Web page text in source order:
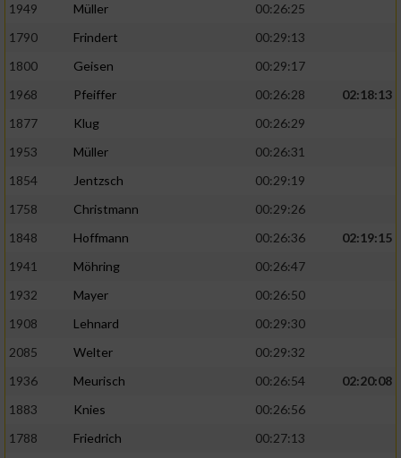
1949
Müller
00:26:25
1790
Frindert
00:29:13
1800
Geisen
00:29:17
1968
Pfeiffer 00:26:28
02:18:13
1877
Klug
00:26:29
1953
Müller
00:26:31
1854
Jentzsch
00:29:19
1758
Christmann
00:29:26
1848
Hoffmann 00:26:36
02:19:15
1941
Möhring
00:26:47
1932
Mayer
00:26:50
1908
Lehnard
00:29:30
2085
Welter
00:29:32
1936
Meurisch 00:26:54
02:20:08
1883
Knies
00:26:56
1788
Friedrich
00:27:13